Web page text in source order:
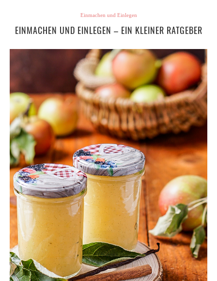
Einmachen und Einlegen
EINMACHEN UND EINLEGEN – EIN KLEINER RATGEBER